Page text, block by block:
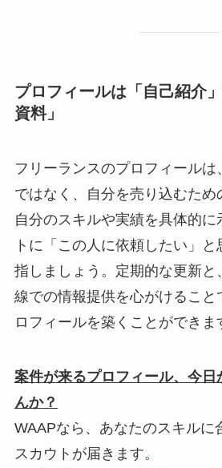
プロフィールは「自己紹介
資料」
フリーランスのプロフィールは
ではなく、自分を売り込むため
自分のスキルや実績を具体的に
トに「この人に依頼したい」と
指しましょう。定期的な更新と
線での情報提供を心がけること
ロフィールを築くことができま
案件が来るプロフィール、今日
んか？
WAAPなら、あなたのスキルに
スカウトが届きます。